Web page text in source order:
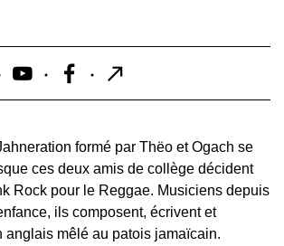
formé par Thëo et Ogach se
ces deux amis de collège décident
Rock pour le Reggae. Musiciens depuis
ils composent, écrivent et
anglais mêlé au patois jamaïcain.